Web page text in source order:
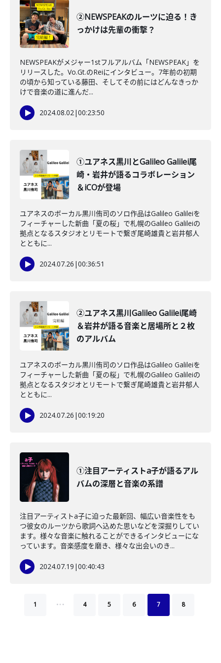
②NEWSPEAKのルーツに迫る！き
っかけは先輩の衝撃？
NEWSPEAKがメジャー1stフルアルバム「NEWSPEAK」を
リリースした。Vo.Gt.のReiにインタビュー。7年前の初期
の頃から知っている藤田、そしてその前にはどんなきっか
けで音楽の道に進んだ...
2024.08.02|00:23:50
①ユアネス黒川とGalileo Galilei尾
崎・岩井が語るコラボレーション
＆iCOが登場
ユアネスのボーカル黒川侑司のソロ作品はGalileo Galileiを
フィーチャーした新曲「夏の桜」で札幌のGalileo Galileiの
拠点となるスタジオとリモートで繋ぎ尾崎雄貴と岩井郁人
とともに...
2024.07.26 |00:36:51
②ユアネス黒川Galileo Galilei尾崎
＆岩井が語る音楽と居場所と２枚
のアルバム
ユアネスのボーカル黒川侑司のソロ作品はGalileo Galileiを
フィーチャーした新曲「夏の桜」で札幌のGalileo Galileiの
拠点となるスタジオとリモートで繋ぎ尾崎雄貴と岩井郁人
とともに...
2024.07.26 |00:19:20
①注目アーティストa子が語るアル
バムの深層と音楽の系譜
注目アーティストa子に迫った最新回、幅広い音楽性をも
つ彼女のルーツから歌詞へ込めた思いなどを深掘りしてい
ます。様々な音楽に触れることができるインタビューにな
っています。音楽感度を磨き、様々な出会いのき...
2024.07.19 |00:40:43
1 … 4 5 6 7 8